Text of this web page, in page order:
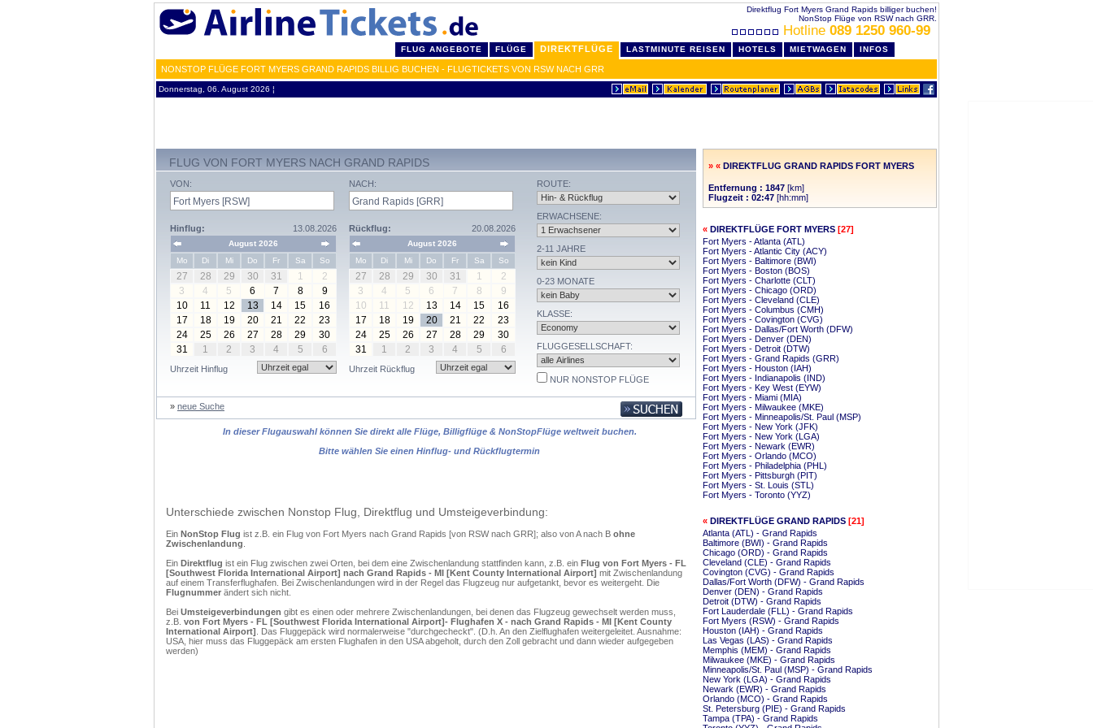
Direktflug Fort Myers Grand Rapids billiger buchen!
NonStop Flüge von RSW nach GRR.
Hotline 089 1250 960-99
FLUG ANGEBOTE FLÜGE DIREKTFLÜGE LASTMINUTE REISEN HOTELS MIETWAGEN INFOS
NONSTOP FLÜGE FORT MYERS GRAND RAPIDS BILLIG BUCHEN - FLUGTICKETS VON RSW NACH GRR
Donnerstag, 06. August 2026 ¦
FLUG VON FORT MYERS NACH GRAND RAPIDS
VON:
Hinflug: 13.08.2026
August 2026
Mo
Di Mi Do Fr Sa So
27 28 29 30 31 1
2
3
4 5 6 7 8
9
10
11 12 13 14 15
16
17
18 19 20 21 22
23
24
25 26 27 28 29
30
31
1 2 3 4 5 6
Uhrzeit Hinflug
NACH:
Rückflug: 20.08.2026
August 2026
Mo
Di Mi Do Fr Sa So
27 28 29 30 31 1
2
3
4 5 6 7 8
9
10
11 12 13 14 15
16
17
18 19 20 21 22
23
24
25 26 27 28 29
30
31
1 2 3 4 5 6
Uhrzeit Rückflug
ROUTE:
ERWACHSENE:
2-11 JAHRE
0-23 MONATE
KLASSE:
FLUGGESELLSCHAFT:
NUR NONSTOP FLÜGE
» neue Suche
In dieser Flugauswahl können Sie direkt alle Flüge, Billigflüge & NonStopFlüge weltweit buchen.
Bitte wählen Sie einen Hinflug- und Rückflugtermin
Unterschiede zwischen Nonstop Flug, Direktflug und Umsteigeverbindung:
Ein NonStop Flug ist z.B. ein Flug von Fort Myers nach Grand Rapids [von RSW nach GRR]; also von A nach B ohne
Zwischenlandung
Ein Direktflug ist ein Flug zwischen zwei Orten, bei dem eine Zwischenlandung stattfinden kann, z.B. ein Flug von Fort Myers - FL
[Southwest Florida International Airport] nach Grand Rapids - MI [Kent County International Airport] mit Zwischenlandung
auf einem Transferflughafen. Bei Zwischenlandungen wird in der Regel das Flugzeug nur aufgetankt, bevor es weitergeht. Die
Flugnummer ändert sich nicht.
Bei Umsteigeverbindungen gibt es einen oder mehrere Zwischenlandungen, bei denen das Flugzeug gewechselt werden muss,
z.B. von Fort Myers - FL [Southwest Florida International Airport]- Flughafen X - nach Grand Rapids - MI [Kent County
International Airport] . Das Fluggepäck wird normalerweise "durchgecheckt". (D.h. An den Zielflughafen weitergeleitet. Ausnahme:
USA, hier muss das Fluggepäck am ersten Flughafen in den USA abgeholt, durch den Zoll gebracht und dann wieder aufgegeben
werden)
» « DIREKTFLUG GRAND RAPIDS FORT MYERS
Entfernung : 1847 [km]
Flugzeit : 02:47 [hh:mm]
« DIREKTFLÜGE FORT MYERS [27]
Fort Myers - Atlanta (ATL)
Fort Myers - Atlantic City (ACY)
Fort Myers - Baltimore (BWI)
Fort Myers - Boston (BOS)
Fort Myers - Charlotte (CLT)
Fort Myers - Chicago (ORD)
Fort Myers - Cleveland (CLE)
Fort Myers - Columbus (CMH)
Fort Myers - Covington (CVG)
Fort Myers - Dallas/Fort Worth (DFW)
Fort Myers - Denver (DEN)
Fort Myers - Detroit (DTW)
Fort Myers - Grand Rapids (GRR)
Fort Myers - Houston (IAH)
Fort Myers - Indianapolis (IND)
Fort Myers - Key West (EYW)
Fort Myers - Miami (MIA)
Fort Myers - Milwaukee (MKE)
Fort Myers - Minneapolis/St. Paul (MSP)
Fort Myers - New York (JFK)
Fort Myers - New York (LGA)
Fort Myers - Newark (EWR)
Fort Myers - Orlando (MCO)
Fort Myers - Philadelphia (PHL)
Fort Myers - Pittsburgh (PIT)
Fort Myers - St. Louis (STL)
Fort Myers - Toronto (YYZ)
« DIREKTFLÜGE GRAND RAPIDS [21]
Atlanta (ATL) - Grand Rapids
Baltimore (BWI) - Grand Rapids
Chicago (ORD) - Grand Rapids
Cleveland (CLE) - Grand Rapids
Covington (CVG) - Grand Rapids
Dallas/Fort Worth (DFW) - Grand Rapids
Denver (DEN) - Grand Rapids
Detroit (DTW) - Grand Rapids
Fort Lauderdale (FLL) - Grand Rapids
Fort Myers (RSW) - Grand Rapids
Houston (IAH) - Grand Rapids
Las Vegas (LAS) - Grand Rapids
Memphis (MEM) - Grand Rapids
Milwaukee (MKE) - Grand Rapids
Minneapolis/St. Paul (MSP) - Grand Rapids
New York (LGA) - Grand Rapids
Newark (EWR) - Grand Rapids
Orlando (MCO) - Grand Rapids
St. Petersburg (PIE) - Grand Rapids
Tampa (TPA) - Grand Rapids